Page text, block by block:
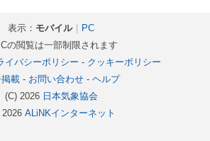
表示： モバイル｜ PC
の閲覧は一部制限されます
イバシーポリシー - クッキーポリシー
載- お問い合わせ- ヘルプ
(C) 2026 日本気象協会
2026 ALiNKインターネット